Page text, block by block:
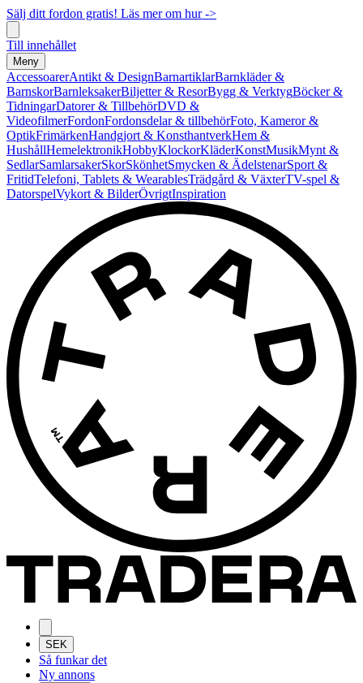
Sälj ditt fordon gratis! Läs mer om hur ->
Till innehållet
Meny
AccessoarerAntikt & DesignBarnartiklarBarnkläder &
BarnskorBarnleksakerBiljetter & ResorBygg & VerktygBöcker &
TidningarDatorer & TillbehörDVD &
VideofilmerFordonFordonsdelar & tillbehörFoto, Kameror &
OptikFrimärkenHandgjort & KonsthantverkHem &
HushållHemelektronikHobbyKlockorKläderKonstMusikMynt &
SedlarSamlarsakerSkorSkönhetSmycken & ÄdelstenarSport &
FritidTelefoni, Tablets & WearablesTrädgård & VäxterTV-spel &
DatorspelVykort & BilderÖvrigtInspiration
SEK
Så funkar det
Ny annons